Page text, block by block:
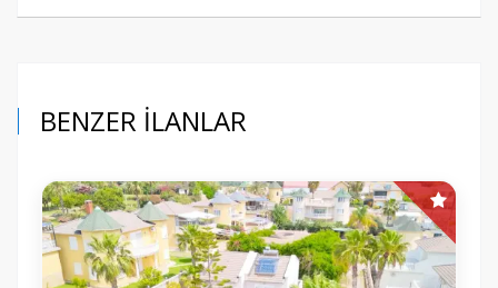
BENZER İLANLAR